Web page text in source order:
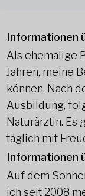
Informationen
Als ehemalige
Jahren, meine
können. Nach
Ausbildung,
Naturärztin. Es
täglich mit
Informationen
Auf dem
ich seit 2008